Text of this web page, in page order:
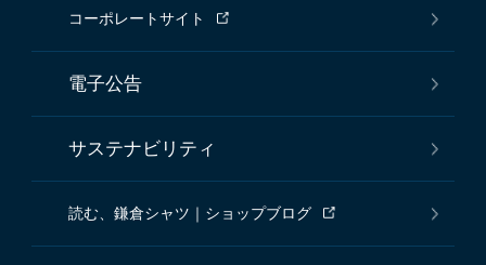
コーポレートサイト
電子公告
サステナビリティ
読む、鎌倉シャツ｜ショップブログ